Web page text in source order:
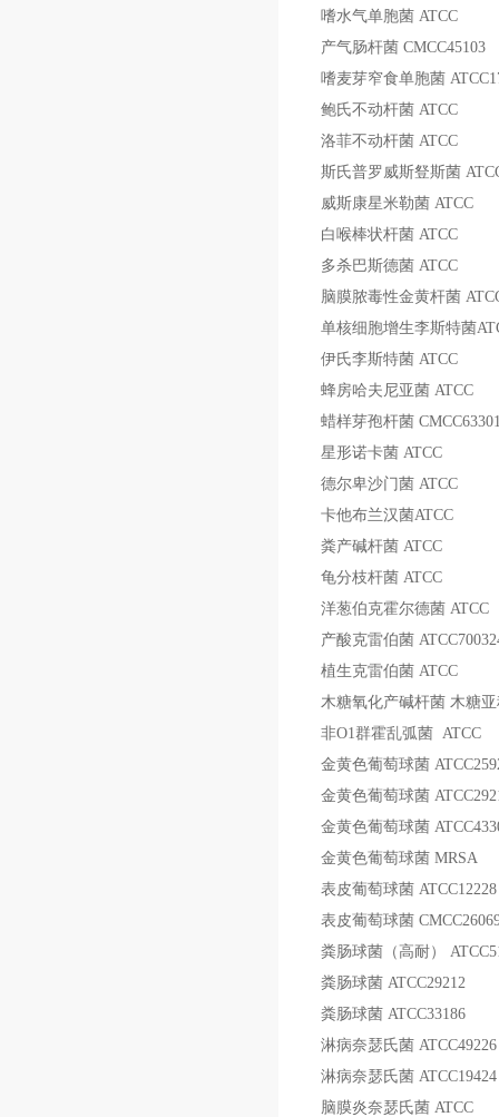
嗜水气单胞菌 ATCC
产气肠杆菌 CMCC45103
嗜麦芽窄食单胞菌
鲍氏不动杆菌 ATCC
洛菲不动杆菌 ATCC
斯氏普罗威斯豋斯菌
威斯康星米勒菌 ATCC
白喉棒状杆菌 ATCC
多杀巴斯德菌 ATCC
脑膜脓毒性金黄杆菌
单核细胞增生李斯特菌
伊氏李斯特菌 ATCC
蜂房哈夫尼亚菌 ATCC
蜡样芽孢杆菌
星形诺卡菌 ATCC
德尔卑沙门菌 ATCC
卡他布兰汉菌ATCC
粪产碱杆菌 ATCC
龟分枝杆菌 ATCC
洋葱伯克霍尔德菌 ATCC
产酸克雷伯菌
植生克雷伯菌 ATCC
木糖氧化产碱杆菌 木糖
非O1群霍乱弧菌 ATCC
金黄色葡萄球菌
金黄色葡萄球菌
金黄色葡萄球菌
金黄色葡萄球菌 MRSA
表皮葡萄球菌 ATCC12228
表皮葡萄球菌
粪肠球菌（高耐）
粪肠球菌 ATCC29212
粪肠球菌 ATCC33186
淋病奈瑟氏菌 ATCC49226
淋病奈瑟氏菌 ATCC19424
脑膜炎奈瑟氏菌 ATCC